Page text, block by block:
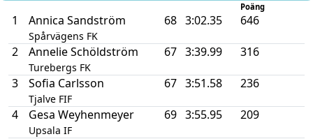
Poäng
1 Annica Sandström
Spårvägens FK
68 3:02.35 646
2 Annelie Schöldström
Turebergs FK
67 3:39.99 316
3 Sofia Carlsson
Tjalve FIF
67 3:51.58 236
4 Gesa Weyhenmeyer
Upsala IF
69 3:55.95 209